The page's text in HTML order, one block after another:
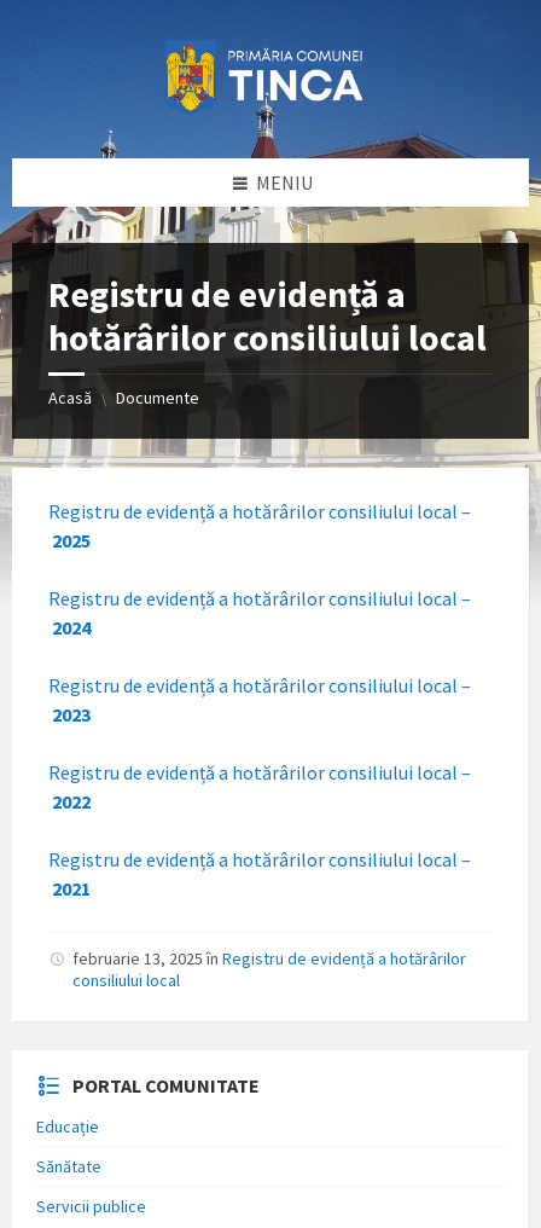
MENIU
Registru de evidență a
hotărârilor consiliului local
Acasă \ Documente
Registru de evidență a hotărârilor consiliului local –
2025
Registru de evidență a hotărârilor consiliului local –
2024
Registru de evidență a hotărârilor consiliului local –
2023
Registru de evidență a hotărârilor consiliului local –
2022
Registru de evidență a hotărârilor consiliului local –
2021
februarie 13, 2025în Registru de evidență a hotărârilor
consiliului local
PORTAL COMUNITATE
Educație
Sănătate
Servicii publice